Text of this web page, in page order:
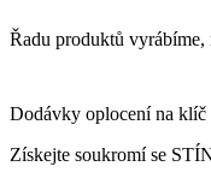
Řadu produktů
Dodávky oplocení na klíč
Získejte soukromí se